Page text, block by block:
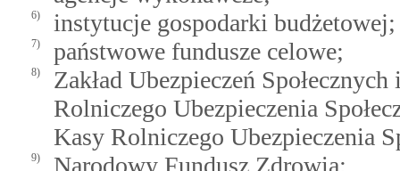
6) instytucje gospodarki budżetowej;
7) państwowe fundusze celowe;
8)
Zakład Ubezpieczeń
Rolniczego Ubezpieczenia
Kasy Rolniczego Ubezpieczenia
9) Narodowy Fundusz Zdrowia;